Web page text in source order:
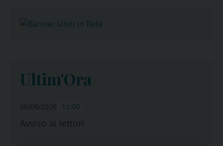
Ultim'Ora
06/08/2026 12:00
Avviso ai lettori